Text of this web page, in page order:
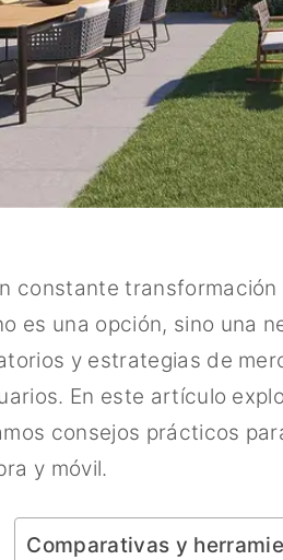
constante
es una opción, sino una
y estrategias de
En este artículo
consejos prácticos
y móvil.
Comparativas y